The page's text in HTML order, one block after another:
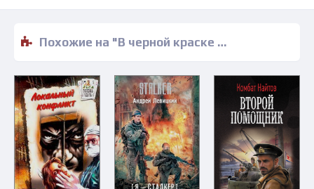
Похожие на "В черной краске становишься черным. Том 2 - Юй Сы" книги читать бесплатно полные версии